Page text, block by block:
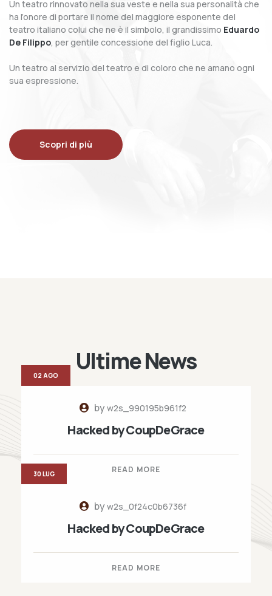
Un teatro rinnovato nella sua veste e nella sua personalità che
ha l’onore di portare il nome del maggiore esponente del
teatro italiano colui che ne è il simbolo, il grandissimo Eduardo
De Filippo, per gentile concessione del figlio Luca.
Un teatro al servizio del teatro e di coloro che ne amano ogni
sua espressione.
Scopri di più
Ultime News
byw2s_990195b961f2
Hacked by CoupDeGrace
READ MORE
02 AGO
byw2s_0f24c0b6736f
Hacked by CoupDeGrace
READ MORE
30 LUG